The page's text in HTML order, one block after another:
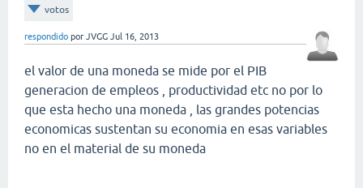
votos
respondido por JVGG Jul 16, 2013
el valor de una moneda se mide por el PIB
generacion de empleos , productividad etc no por lo
que esta hecho una moneda , las grandes potencias
economicas sustentan su economia en esas variables
no en el material de su moneda